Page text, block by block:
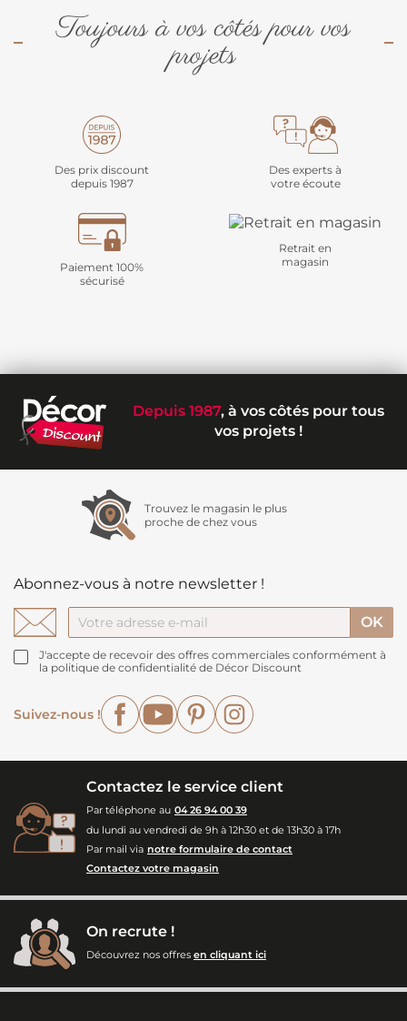
Toujours à vos côtés pour vos
projets
Des prix discount
depuis 1987
Des experts à
votre écoute
Paiement 100%
sécurisé
Retrait en
magasin
Depuis 1987, à vos côtés pour tous
vos projets !
Trouvez le magasin le plus
proche de chez vous
Abonnez-vous à notre newsletter !
J'accepte de recevoir des offres commerciales conformément à
la politique de confidentialité de Décor Discount
Suivez-nous !
FacebookYouTubePinterest
Contactez le service client
Par téléphone au 04 26 94 00 39
du lundi au vendredi de 9h à 12h30 et de 13h30 à 17h
Par mail via notre formulaire de contact
Contactez votre magasin
On recrute !
Découvrez nos offres en cliquant ici